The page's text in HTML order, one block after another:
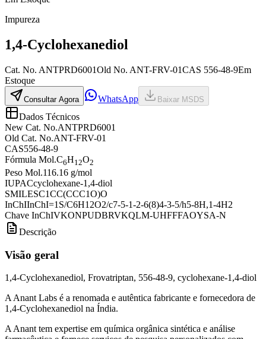
Impureza
1,4-Cyclohexanediol
Cat. No. ANTPRD6001Old No. ANT-FRV-01CAS 556-48-9Em
Estoque
Consultar Agora WhatsApp Baixar MSDS
Dados Técnicos
New Cat. No.ANTPRD6001
Old Cat. No.ANT-FRV-01
CAS556-48-9
Fórmula Mol.C6H12O2
Peso Mol.116.16 g/mol
IUPACcyclohexane-1,4-diol
SMILESC1CC(CCC1O)O
InChIInChI=1S/C6H12O2/c7-5-1-2-6(8)4-3-5/h5-8H,1-4H2
Chave InChIVKONPUDBRVKQLM-UHFFFAOYSA-N
Descrição
Visão geral
1,4-Cyclohexanediol, Frovatriptan, 556-48-9, cyclohexane-1,4-diol
A Anant Labs é a renomada e autêntica fabricante e fornecedora de
1,4-Cyclohexanediol na Índia.
A Anant tem expertise em química orgânica sintética e análise